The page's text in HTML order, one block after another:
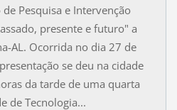
Pesquisa e Intervenção
presente e futuro" a
AL. Ocorrida no dia 27 de
se deu na cidade
da tarde de uma quarta
de Tecnologia...